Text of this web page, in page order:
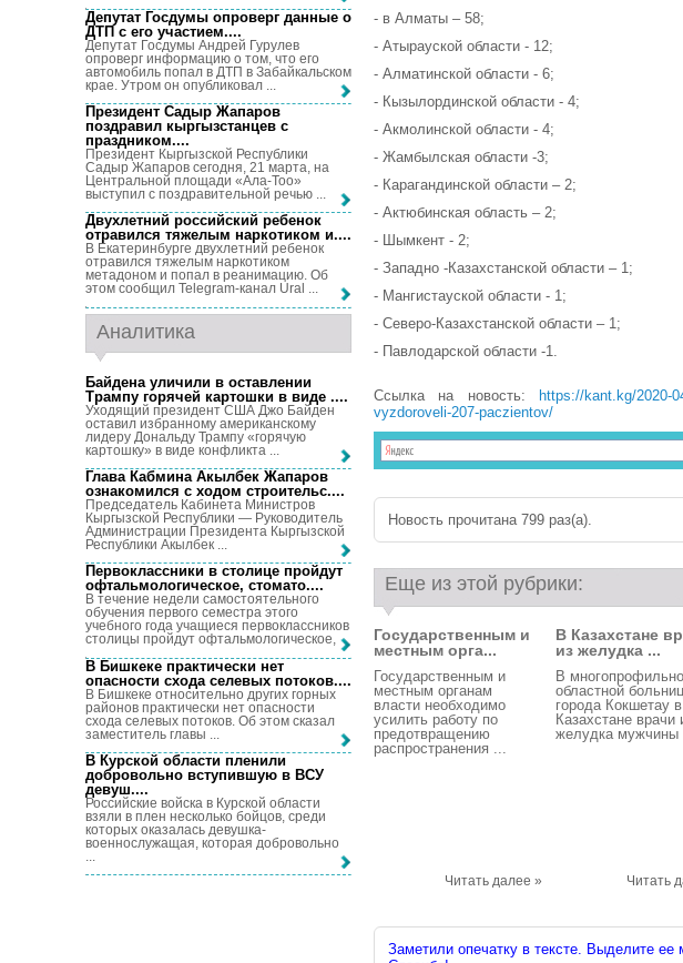
- в Алматы – 58;
- Атырауской области - 12;
- Алматинской области - 6;
- Кызылординской области - 4;
- Акмолинской области - 4;
- Жамбылская области -3;
- Карагандинской области – 2;
- Актюбинская область – 2;
- Шымкент - 2;
- Западно -Казахстанской области – 1;
- Мангистауской области - 1;
- Северо-Казахстанской области – 1;
- Павлодарской области -1.
Ссылка на новость:
https://kant.kg/2020-
vyzdoroveli-207-paczientov/
Новость прочитана 799 раз(a).
Еще из этой рубрики:
Государственным и
местным орга...
Государственным и
местным органам
власти необходимо
усилить работу по
предотвращению
распространения ...
Читать далее »
В Казахстане
из желудка ...
В
областной
города Кокшетау в
Казахстане врачи
желудка мужчины
Читать
Заметили опечатку в тексте. Выделите
Депутат Госдумы опроверг данные о
ДТП с его участием....
Депутат Госдумы Андрей Гурулев
опроверг информацию о том, что его
автомобиль попал в ДТП в Забайкальском
крае. Утром он опубликовал ...
Президент Садыр Жапаров
поздравил кыргызстанцев с
праздником....
Президент Кыргызской Республики
Садыр Жапаров сегодня, 21 марта, на
Центральной площади «Ала-Тоо»
выступил с поздравительной речью ...
Двухлетний российский ребенок
отравился тяжелым наркотиком и....
В Екатеринбурге двухлетний ребенок
отравился тяжелым наркотиком
метадоном и попал в реанимацию. Об
этом сообщил Telegram-канал Ural ...
Аналитика
Байдена уличили в оставлении
Трампу горячей картошки в виде ....
Уходящий президент США Джо Байден
оставил избранному американскому
лидеру Дональду Трампу «горячую
картошку» в виде конфликта ...
Глава Кабмина Акылбек Жапаров
ознакомился с ходом строительс....
Председатель Кабинета Министров
Кыргызской Республики — Руководитель
Администрации Президента Кыргызской
Республики Акылбек ...
Первоклассники в столице пройдут
офтальмологическое, стомато....
В течение недели самостоятельного
обучения первого семестра этого
учебного года учащиеся первоклассников
столицы пройдут офтальмологическое, ...
В Бишкеке практически нет
опасности схода селевых потоков....
В Бишкеке относительно других горных
районов практически нет опасности
схода селевых потоков. Об этом сказал
заместитель главы ...
В Курской области пленили
добровольно вступившую в ВСУ
девуш....
Российские войска в Курской области
взяли в плен несколько бойцов, среди
которых оказалась девушка-
военнослужащая, которая добровольно
...